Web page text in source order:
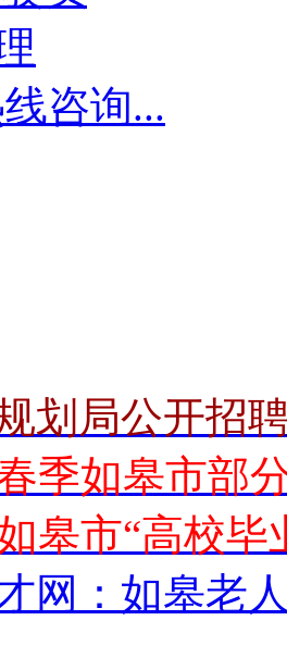
咨询...
划局公开招
季如皋市部
皋市“高校
网：如皋老